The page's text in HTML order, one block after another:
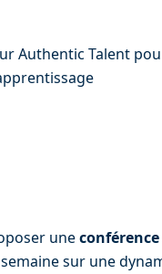
Authentic Talent
une
sur une